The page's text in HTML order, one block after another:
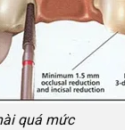
quá mức